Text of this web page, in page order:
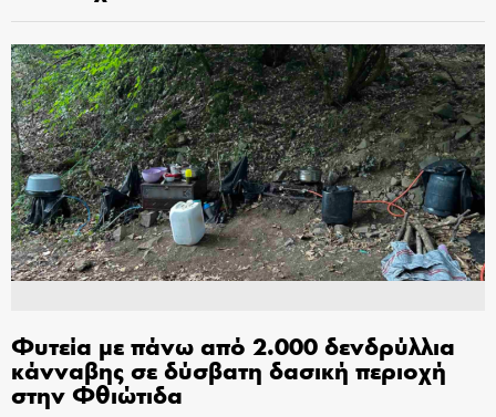
Φυτεία με πάνω από 2.000 δενδρύλλια
κάνναβης σε δύσβατη δασική περιοχή
στην Φθιώτιδα